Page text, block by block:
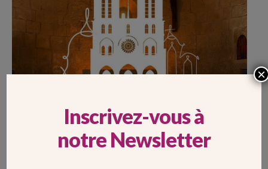
Inscrivez-vous à
notre Newsletter
×